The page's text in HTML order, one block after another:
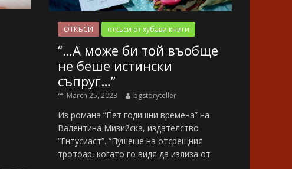
ОТКЪСИ откъси от хубави книги
“…А може би той въобще
не беше истински
съпруг…”
March 25, 2023 bgstoryteller
Из романа “Пет годишни времена” на
Валентина Мизийска, издателство
“Ентусиаст”. “Пушеше на отсрещния
тротоар, когато го видя да излиза от